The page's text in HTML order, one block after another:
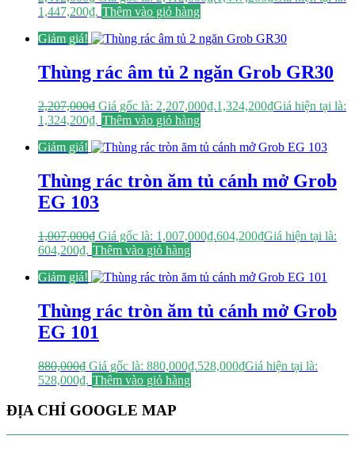
1,447,200₫. Thêm vào giỏ hàng
Giảm giá!
Thùng rác âm tủ 2 ngăn Grob GR30
2,207,000₫ Giá gốc là: 2,207,000₫.1,324,200₫Giá hiện tại là:
1,324,200₫. Thêm vào giỏ hàng
Giảm giá!
Thùng rác tròn ăm tủ cánh mở Grob
EG 103
1,007,000₫ Giá gốc là: 1,007,000₫.604,200₫Giá hiện tại là:
604,200₫. Thêm vào giỏ hàng
Giảm giá!
Thùng rác tròn ăm tủ cánh mở Grob
EG 101
880,000₫ Giá gốc là: 880,000₫.528,000₫Giá hiện tại là:
528,000₫. Thêm vào giỏ hàng
ĐỊA CHỈ GOOGLE MAP